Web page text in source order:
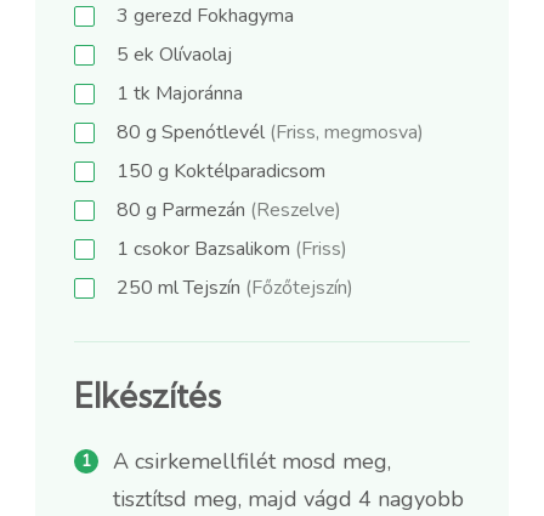
3 gerezd Fokhagyma
5 ek Olívaolaj
1 tk Majoránna
80 g Spenótlevél (Friss, megmosva)
150 g Koktélparadicsom
80 g Parmezán (Reszelve)
1 csokor Bazsalikom (Friss)
250 mlTejszín (Főzőtejszín)
Elkészítés
A csirkemellfilét mosd meg,
tisztítsd meg, majd vágd 4 nagyobb